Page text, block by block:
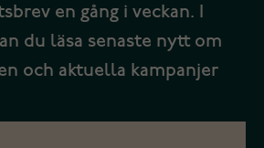
en gång i veckan. I
du läsa senaste nytt om
och aktuella kampanjer